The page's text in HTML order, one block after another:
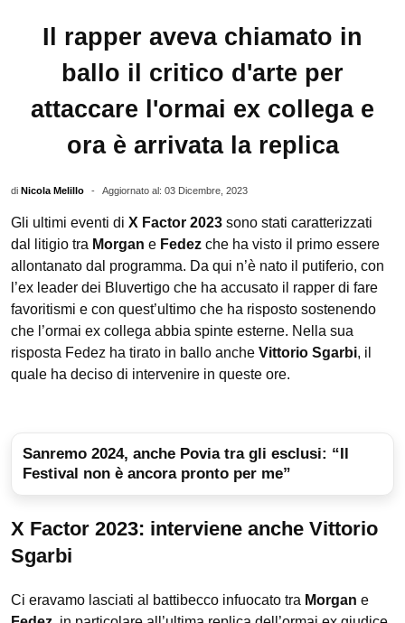
Il rapper aveva chiamato in
ballo il critico d'arte per
attaccare l'ormai ex collega e
ora è arrivata la replica
di Nicola Melillo - Aggiornato al: 03 Dicembre, 2023
Gli ultimi eventi di X Factor 2023 sono stati caratterizzati
dal litigio tra Morgan e Fedez che ha visto il primo essere
allontanato dal programma. Da qui n’è nato il putiferio, con
l’ex leader dei Bluvertigo che ha accusato il rapper di fare
favoritismi e con quest’ultimo che ha risposto sostenendo
che l’ormai ex collega abbia spinte esterne. Nella sua
risposta Fedez ha tirato in ballo anche Vittorio Sgarbi, il
quale ha deciso di intervenire in queste ore.
Sanremo 2024, anche Povia tra gli esclusi: “Il
Festival non è ancora pronto per me”
X Factor 2023: interviene anche Vittorio
Sgarbi
Ci eravamo lasciati al battibecco infuocato tra Morgan e